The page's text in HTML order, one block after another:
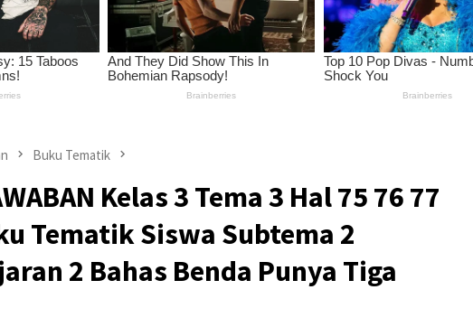
Buku Tematik
Kelas 3 Tema 3 Hal 75 76 77
Tematik Siswa Subtema 2
2 Bahas Benda Punya Tiga